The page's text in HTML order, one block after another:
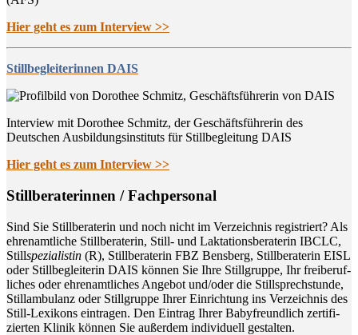
Hier geht es zum Interview >>
Stillbegleiterinnen DAIS
Interview mit Dorothee Schmitz, der Geschäftsführerin des
Deutschen Ausbildungsinstituts für Stillbegleitung DAIS
Hier geht es zum Interview >>
Still­be­ra­te­rin­nen / Fachpersonal
Sind Sie Still­be­ra­te­rin und noch nicht im Ver­zeich­nis regis­triert? Als
ehren­amt­li­che Still­be­ra­te­rin, Still- und Lak­ta­ti­ons­be­ra­te­rin IBCLC,
Stillspe­zia­lis­tin (R), Still­be­ra­te­rin FBZ Bens­berg, Still­be­ra­te­rin EISL
oder Still­be­glei­te­rin DAIS kön­nen Sie Ihre Still­grup­pe, Ihr frei­be­ruf­
li­ches oder ehren­amt­li­ches Ange­bot und/oder die Still­sprech­stun­de,
Still­am­bu­lanz oder Still­grup­pe Ihrer Ein­rich­tung ins Ver­zeich­nis des
Still-Lexi­kons ein­tra­gen. Den Ein­trag Ihrer Baby­freund­lich zer­ti­fi­
zier­ten Kli­nik kön­nen Sie außer­dem indi­vi­du­ell gestalten.